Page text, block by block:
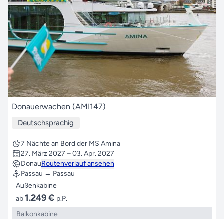
Donauerwachen (AMI147)
Deutschsprachig
7 Nächte an Bord der MS Amina
27. März 2027 – 03. Apr. 2027
DonauRoutenverlauf ansehen
Passau → Passau
Außenkabine
ab1.249 € p.P.
Balkonkabine